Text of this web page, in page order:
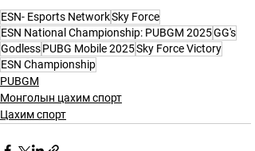
ESN- Esports NetworkSky Force
ESN National Championship: PUBGM 2025GG's
GodlessPUBG Mobile 2025Sky Force Victory
ESN Championship
PUBGM
Монголын цахим спорт
Цахим спорт